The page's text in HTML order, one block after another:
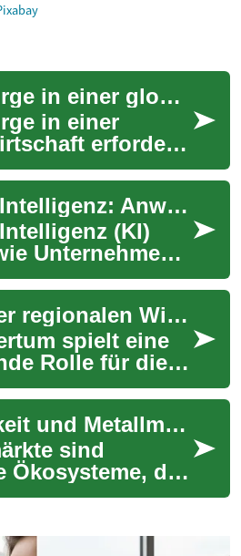
Altersvorsorge in einer globalen Wirtschaft: Optionen vergleichen
in einer
erfordert
zu
und st...
Künstliche Intelligenz: Anwendungen in Wirtschaft und Sicherheit
(KI)
Unternehmen
Produkte
wie Risiken
Stärkung der regionalen Wirtschaft durch Unternehmertum
spielt eine
Rolle für die
wel...
Nachhaltigkeit und Metallmärkte
sind
Ökosysteme, die
globaler
werden.